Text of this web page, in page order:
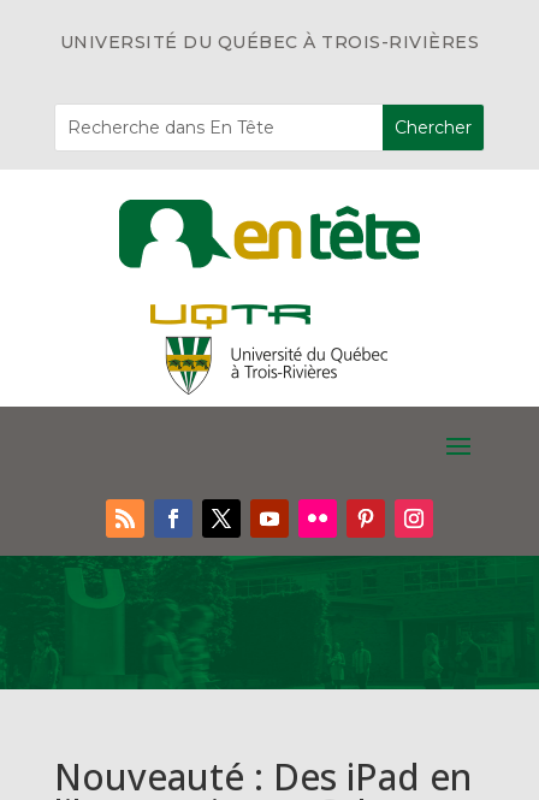
UNIVERSITÉ DU QUÉBEC À TROIS-RIVIÈRES
Nouveauté : Des iPad en